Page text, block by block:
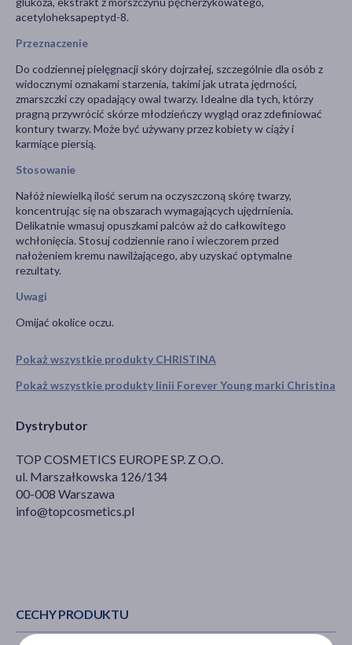
Pokaż wszystkie produkty CHRISTINA
Pokaż wszystkie produkty linii Forever Young marki Christina
Dystrybutor
TOP COSMETICS EUROPE SP. Z O.O.
ul. Marszałkowska 126/134
00-008 Warszawa
info@topcosmetics.pl
acetyloheksapeptyd-8.
Przeznaczenie
Do codziennej pielęgnacji skóry dojrzałej, szczególnie dla osób z
widocznymi oznakami starzenia, takimi jak utrata jędrności,
zmarszczki czy opadający owal twarzy. Idealne dla tych, którzy
pragną przywrócić skórze młodzieńczy wygląd oraz zdefiniować
kontury twarzy. Może być używany przez kobiety w ciąży i
karmiące piersią.
Stosowanie
Nałóż niewielką ilość serum na oczyszczoną skórę twarzy,
koncentrując się na obszarach wymagających ujędrnienia.
Delikatnie wmasuj opuszkami palców aż do całkowitego
wchłonięcia. Stosuj codziennie rano i wieczorem przed
nałożeniem kremu nawilżającego, aby uzyskać optymalne
rezultaty.
Uwagi
Omijać okolice oczu.
CECHY PRODUKTU